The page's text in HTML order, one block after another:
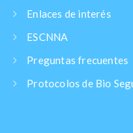
Enlaces de interés
ESCNNA
Preguntas frecuentes
Protocolos de Bio